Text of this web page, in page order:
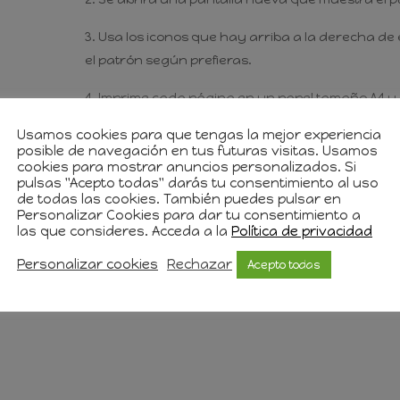
Usa los iconos que hay arriba a la derecha
el patrón según prefieras.
Imprime cada página en un papel tamaño A4
artículos destinados a la venta siempre que
Usamos cookies para que tengas la mejor experiencia
posible de navegación en tus futuras visitas. Usamos
cookies para mostrar anuncios personalizados. Si
pulsas "Acepto todas" darás tu consentimiento al uso
de todas las cookies. También puedes pulsar en
Personalizar Cookies para dar tu consentimiento a
las que consideres. Acceda a la Política de privacidad
Personalizar cookies Rechazar Acepto todas